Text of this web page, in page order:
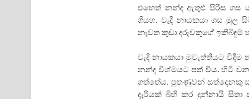
Ahimi Wimai Himi Song Lyrics - අහිමි විමයි හිමි ගීතයේ පද පෙළ
Mathaka Parana Song Lyrics - මතක පාරනා ගීතයේ පද පෙළ
Obamai Mage Adare Song Lyrics - ඔබමයි මගේ ආදරේ ගීතයේ
Pansal Gihin Song Lyrics - පන්සල් ගිහිං ගීතයේ පද පෙළ
එහෙත් නන්ද ඇතුළු පිරිස ගස
ගියහ. වැදි නායකයා ගස මුල
නැවත කුඩා දරුවකුගේ ඉකිබිඳුම්
වැදි නායකයා මුවැත්තියට
නන්ද විශ්මයට පත් විය. හිටි
ගත්තේය. පුතණුවන් සත්දෙනකු
දැරියක් බිහි කර දුන්නායි